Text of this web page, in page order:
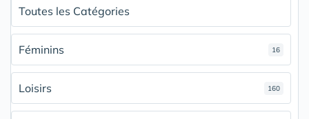
Toutes les Catégories
Féminins 16
Loisirs 160